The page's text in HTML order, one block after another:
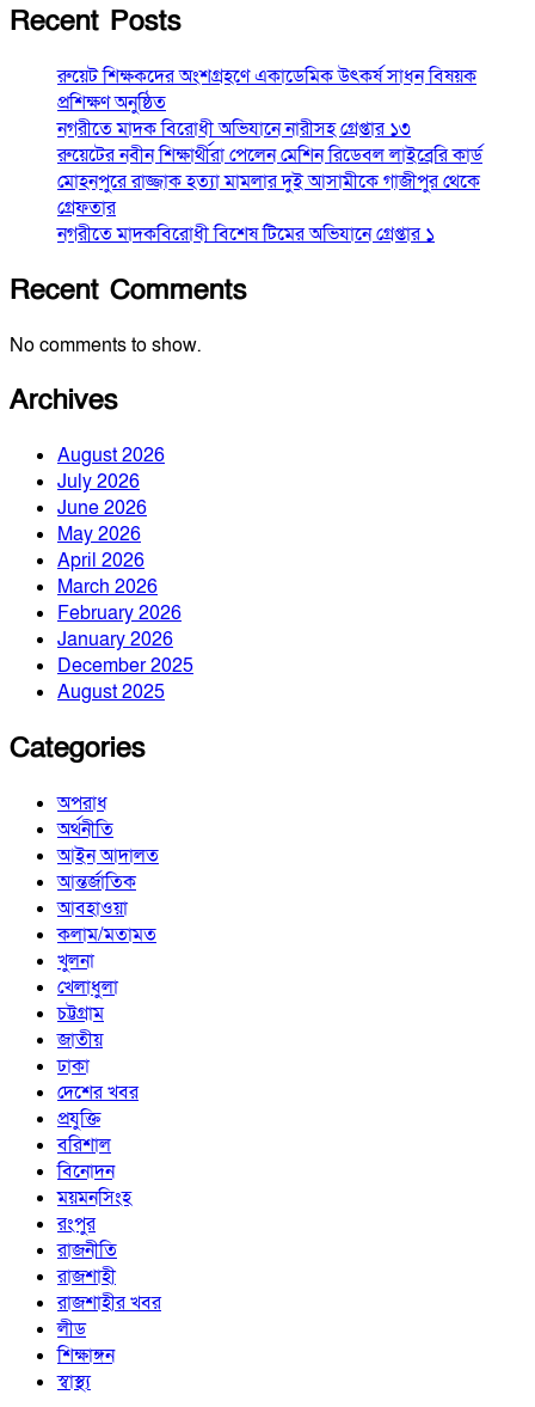
Recent Posts
রুয়েট শিক্ষকদের অংশগ্রহণে একাডেমিক উৎকর্ষ সাধন বিষয়ক
প্রশিক্ষণ অনুষ্ঠিত
নগরীতে মাদক বিরোধী অভিযানে নারীসহ গ্রেপ্তার ১৩
রুয়েটের নবীন শিক্ষার্থীরা পেলেন মেশিন রিডেবল লাইব্রেরি কার্ড
মোহনপুরে রাজ্জাক হত্যা মামলার দুই আসামীকে গাজীপুর থেকে
গ্রেফতার
নগরীতে মাদকবিরোধী বিশেষ টিমের অভিযানে গ্রেপ্তার ১
Recent Comments
No comments to show.
Archives
August 2026
July 2026
June 2026
May 2026
April 2026
March 2026
February 2026
January 2026
December 2025
August 2025
Categories
অপরাধ
অর্থনীতি
আইন আদালত
আন্তর্জাতিক
আবহাওয়া
কলাম/মতামত
খুলনা
খেলাধুলা
চট্টগ্রাম
জাতীয়
ঢাকা
দেশের খবর
প্রযুক্তি
বরিশাল
বিনোদন
ময়মনসিংহ
রংপুর
রাজনীতি
রাজশাহী
রাজশাহীর খবর
লীড
শিক্ষাঙ্গন
স্বাস্থ্য